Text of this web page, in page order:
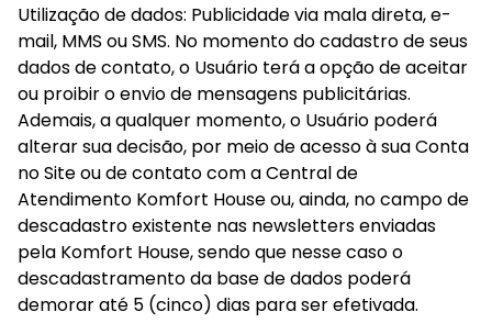
Utilização de dados: Publicidade via mala direta, e-
mail, MMS ou SMS. No momento do cadastro de seus
dados de contato, o Usuário terá a opção de aceitar
ou proibir o envio de mensagens publicitárias.
Ademais, a qualquer momento, o Usuário poderá
alterar sua decisão, por meio de acesso à sua Conta
no Site ou de contato com a Central de
Atendimento Komfort House ou, ainda, no campo de
descadastro existente nas newsletters enviadas
pela Komfort House, sendo que nesse caso o
descadastramento da base de dados poderá
demorar até 5 (cinco) dias para ser efetivada.